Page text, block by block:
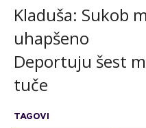
Kladuša: Sukob
uhapšeno
Deportuju šest
tuče
TAGOVI